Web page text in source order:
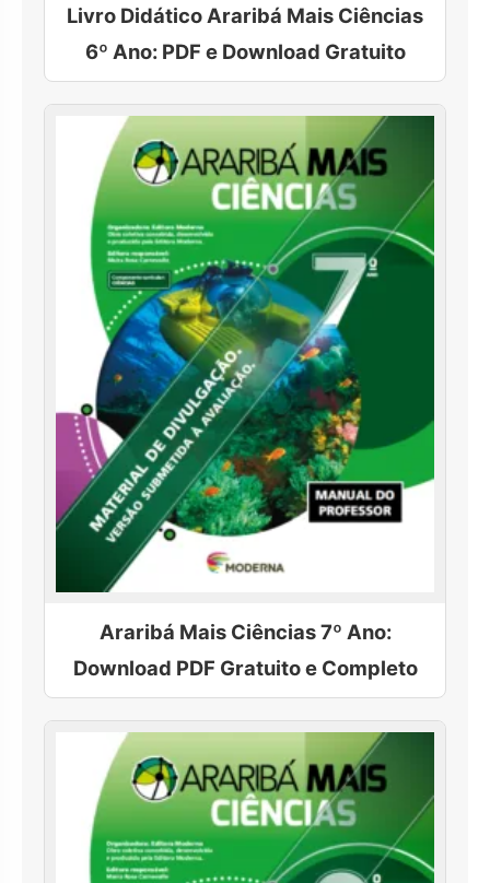
Livro Didático Araribá Mais Ciências
6º Ano: PDF e Download Gratuito
Araribá Mais Ciências 7º Ano:
Download PDF Gratuito e Completo